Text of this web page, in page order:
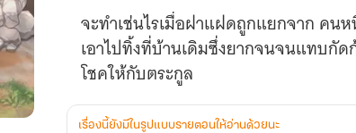
ใกล้
ล้ม
ละลาย(ติด
ถาวร)
จะทำเช่นไรเมื่อฝาแฝดถูกแยกจาก คน
เอาไปทิ้งที่บ้านเดิมซึ่งยากจนจนแทบกั
โชคให้กับตระกูล
เรื่องนี้ยังมีในรูปแบบรายตอนให้อ่านด้วยนะ